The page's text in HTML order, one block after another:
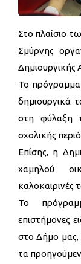
Στο πλαίσιο
Σμύρνης
Δημιουργικής
Το πρόγραμμα
δημιουργικά
στη φύλαξη
σχολικής
Επίσης, η
χαμηλού
καλοκαιρινές
Το
επιστήμονες
στο Δήμο μας,
τα